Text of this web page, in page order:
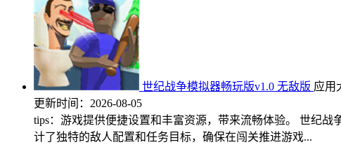
世纪战争模拟器畅玩版v1.0 无敌版 应用
更新时间： 2026-08-05
tips：游戏提供便捷设置和丰富资源，带来流畅体验。 世纪
计了独特的敌人配置和任务目标，确保在闯关推进游戏...